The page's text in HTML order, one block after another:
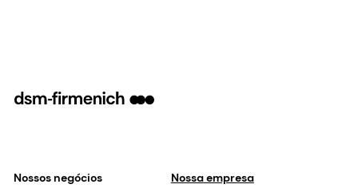
Nossos negócios Nossa empresa